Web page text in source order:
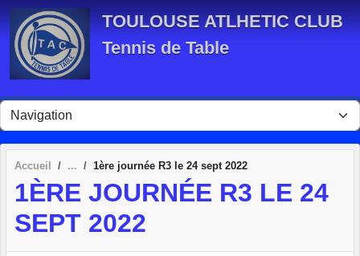
TOULOUSE ATLHETIC CLUB
Tennis de Table
Accueil 1ère journée R3 le 24 sept 2022
1ÈRE JOURNÉE R3 LE 24
SEPT 2022
Panneau de gestion des cookies